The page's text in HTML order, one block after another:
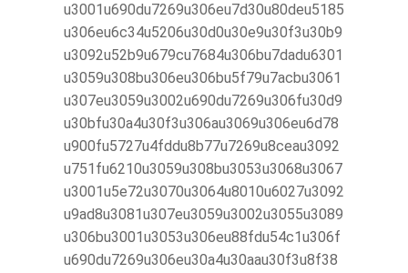
u3001u690du7269u306eu7d30u80deu5185
u306eu6c34u5206u30d0u30e9u30f3u30b9
u3092u52b9u679cu7684u306bu7dadu6301
u3059u308bu306eu306bu5f79u7acbu3061
u307eu3059u3002u690du7269u306fu30d9
u30bfu30a4u30f3u306au3069u306eu6d78
u900fu5727u4fddu8b77u7269u8ceau3092
u751fu6210u3059u308bu3053u3068u3067
u3001u5e72u3070u3064u8010u6027u3092
u9ad8u3081u307eu3059u3002u3055u3089
u306bu3001u3053u306eu88fdu54c1u306f
u690du7269u306eu30a4u30aau30f3u8f38